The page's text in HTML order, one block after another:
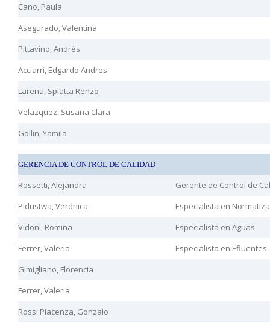
Cano, Paula
Asegurado, Valentina
Pittavino, Andrés
Acciarri, Edgardo Andres
Larena, Spiatta Renzo
Velazquez, Susana Clara
Gollin, Yamila
GERENCIA DE CONTROL DE CALIDAD
Rossetti, Alejandra
Gerente de Control de
Pidustwa, Verónica
Especialista en
Vidoni, Romina
Especialista en Aguas
Ferrer, Valeria
Especialista en Efluentes
Gimigliano, Florencia
Ferrer, Valeria
Rossi Piacenza, Gonzalo